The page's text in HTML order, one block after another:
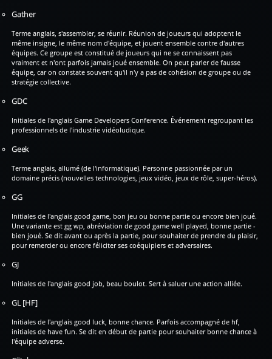
Gather
Terme anglais, s'assembler, se réunir. Réunion de joueurs qui adoptent le
même insigne, le même nom d'équipe, et jouent ensemble contre d'autres
équipes. Ce groupe est constitué de joueurs qui ne se connaissent pas
vraiment et n'ont parfois jamais joué ensemble. On peut parler de fausse
équipe, car on constate souvent qu'il n'y a pas de cohésion de groupe ou de
stratégie collective.
GDC
Initiales de l'anglais Game Developers Conference. Événement regroupant les
professionnels de l'industrie vidéoludique.
Geek
Terme anglais, allumé (de l'informatique). Personne passionnée par un
domaine précis (nouvelles technologies, jeux vidéo, jeux de rôle, super-héros).
GG
Initiales de l'anglais good game, bon jeu ou bonne partie ou encore bien joué.
Une variante est gg wp, abréviation de good game well played, bonne partie -
bien joué. Se dit avant ou après la partie, pour souhaiter de prendre du plaisir,
pour remercier ou encore féliciter ses coéquipiers et adversaires.
GJ
Initiales de l'anglais good job, beau boulot. Sert à saluer une action alliée.
GL [HF]
Initiales de l'anglais good luck, bonne chance. Parfois accompagné de hf,
initiales de have fun. Se dit en début de partie pour souhaiter bonne chance à
l'équipe adverse.